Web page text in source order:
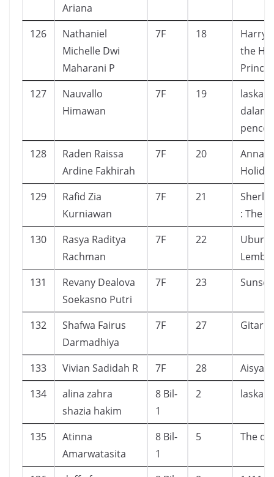
Ariana
126
Nathaniel
Michelle Dwi
Maharani P
7F 18
Harry
the
Prince
127
Nauvallo
Himawan
7F 19
laskar
dalam
128
Raden Raissa
Ardine Fakhirah
7F 20
129
Rafid Zia
Kurniawan
7F 21
: The
130
Rasya Raditya
Rachman
7F 22
Ubur
131
Revany Dealova
Soekasno Putri
7F 23
132
Shafwa Fairus
Darmadhiya
7F 27 Gitar
133 Vivian Sadidah R 7F 28
Aisyah
134
alina zahra
shazia hakim
8 Bil-
1
2 laskar
135
Atinna
Amarwatasita
8 Bil-
1
5 The